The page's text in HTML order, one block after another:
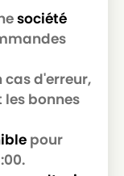
société
cas d'erreur,
bonnes
pour